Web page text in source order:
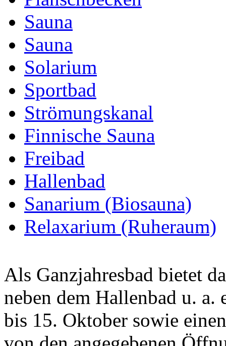
Sauna
Sauna
Solarium
Sportbad
Strömungskanal
Finnische Sauna
Freibad
Hallenbad
Sanarium (Biosauna)
Relaxarium (Ruheraum)
Als Ganzjahresbad bietet
neben dem Hallenbad u.
bis 15. Oktober sowie